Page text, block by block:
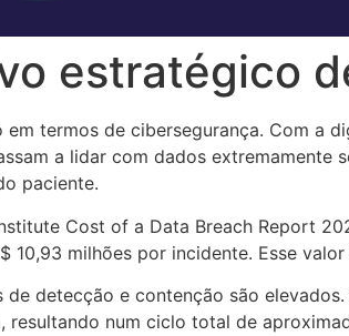
estratégico
termos de cibersegurança. Com a
a lidar com dados
paciente.
Cost of a Data Breach Report
10,93 milhões por incidente. Esse
detecção e contenção são
resultando num ciclo total de